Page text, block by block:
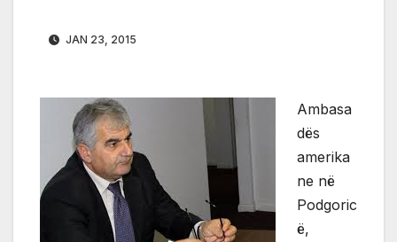
JAN 23, 2015
Ambasa
dës
amerika
ne në
Podgoric
ë,